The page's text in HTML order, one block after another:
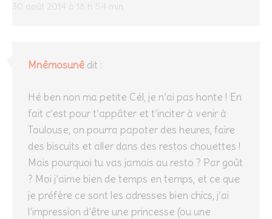
30 août 2014 à 18 h 54 min
Mnêmosunê dit :
Hé ben non ma petite Cél, je n’ai pas honte ! En
fait c’est pour t’appâter et t’inciter à venir à
Toulouse, on pourra papoter des heures, faire
des biscuits et aller dans des restos chouettes !
Mais pourquoi tu vas jamais au resto ? Par goût
? Moi j’aime bien de temps en temps, et ce que
je préfère ce sont les adresses bien chics, j’ai
l’impression d’être une princesse (ou une